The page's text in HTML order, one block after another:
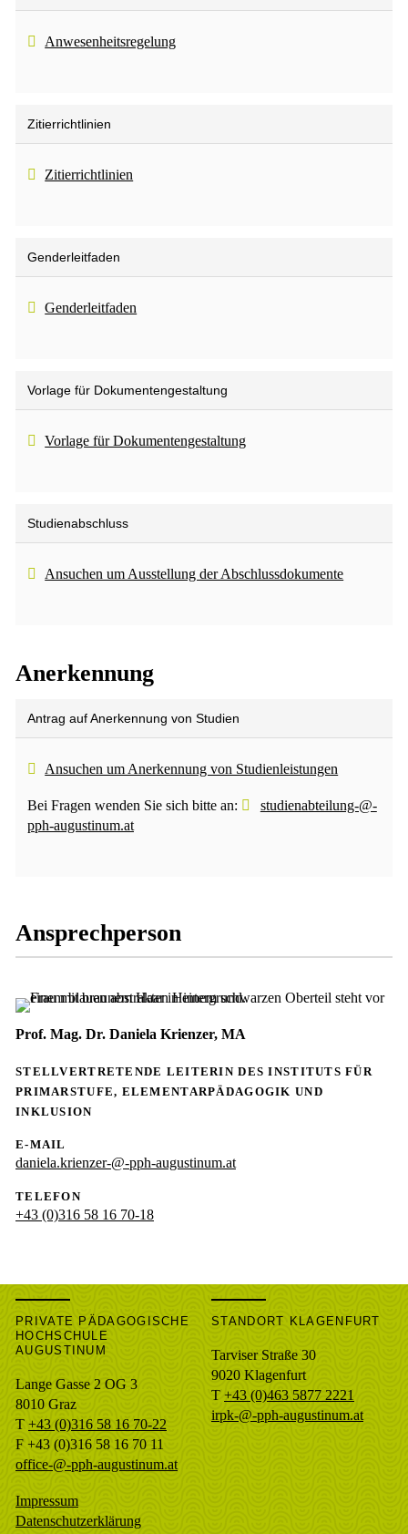
Anwesenheitsregelung
Zitierrichtlinien
Zitierrichtlinien
Genderleitfaden
Genderleitfaden
Vorlage für Dokumentengestaltung
Vorlage für Dokumentengestaltung
Studienabschluss
Ansuchen um Ausstellung der Abschlussdokumente
Anerkennung
Antrag auf Anerkennung von Studien
Ansuchen um Anerkennung von Studienleistungen
Bei Fragen wenden Sie sich bitte an:
studienabteilung-@-
pph-augustinum.at
Ansprechperson
Prof. Mag. Dr. Daniela Krienzer, MA
STELLVERTRETENDE LEITERIN DES INSTITUTS FÜR
PRIMARSTUFE, ELEMENTARPÄDAGOGIK UND
INKLUSION
E-MAIL
daniela.krienzer-@-pph-augustinum.at
TELEFON
+43 (0)316 58 16 70-18
PRIVATE PÄDAGOGISCHE
HOCHSCHULE
AUGUSTINUM
Lange Gasse 2 OG 3
8010 Graz
T +43 (0)316 58 16 70-22
F +43 (0)316 58 16 70 11
office-@-pph-augustinum.at
Impressum
Datenschutzerklärung
STANDORT KLAGENFURT
Tarviser Straße 30
9020 Klagenfurt
T +43 (0)463 5877 2221
irpk-@-pph-augustinum.at